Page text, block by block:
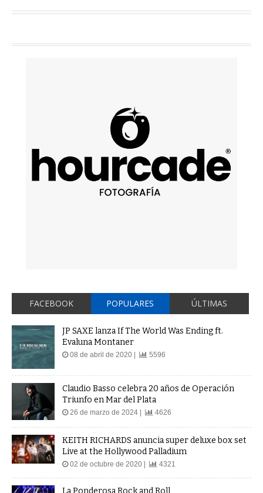
FACEBOOK POPULARES ÚLTIMAS
JP SAXE lanza If The World Was Ending ft.
Evaluna Montaner
08 de abril de 2020 | 5596
Claudio Basso celebra 20 años de Operación
Triunfo en Mar del Plata
26 de marzo de 2024 | 4626
KEITH RICHARDS anuncia super deluxe box set
Live at the Hollywood Palladium
02 de octubre de 2020 | 4321
La Ponderosa Rock and Roll